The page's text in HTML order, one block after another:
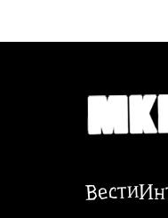
Вести